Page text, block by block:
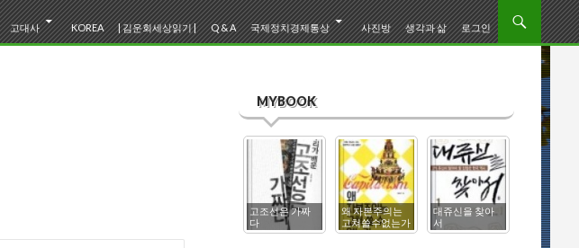
고대사 KOREA | 김운회세상읽기 | Q & A 국제정치경제통상 사진방 생각과 삶 로그인
MYBOOK
고조선은 가짜
다
왜 자본주의는
고쳐쓸수없는가
대쥬신을 찾아
서
한일고대사